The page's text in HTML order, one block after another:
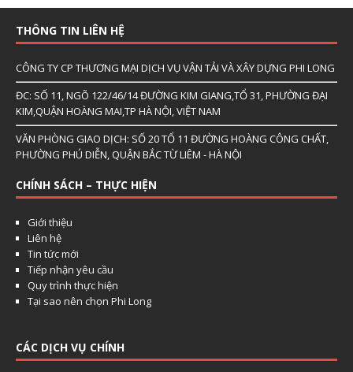
THÔNG TIN LIÊN HỆ
CÔNG TY CP THƯƠNG MẠI DỊCH VỤ VẬN TẢI VÀ XÂY DỰNG PHI LONG
ĐC: SỐ 11, NGÕ 122/46/14 ĐƯỜNG KIM GIANG,TỔ 31, PHƯỜNG ĐẠI
KIM,QUẬN HOÀNG MAI,TP HÀ NỘI, VIỆT NAM
VĂN PHÒNG GIAO DỊCH: SỐ 20 TỔ 11 ĐƯỜNG HOÀNG CÔNG CHẤT,
PHƯỜNG PHÚ DIỄN, QUẬN BẮC TỪ LIÊM - HÀ NỘI
CHÍNH SÁCH – THỰC HIỆN
Giới thiệu
Liên hệ
Tin tức mới
Tiếp nhận yêu cầu
Quy trình thực hiện
Tại sao nên chọn Phi Long
CÁC DỊCH VỤ CHÍNH